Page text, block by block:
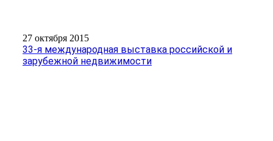
27 октября 2015
33-я международная ­выставка российской и
зарубежной недвижи­мости